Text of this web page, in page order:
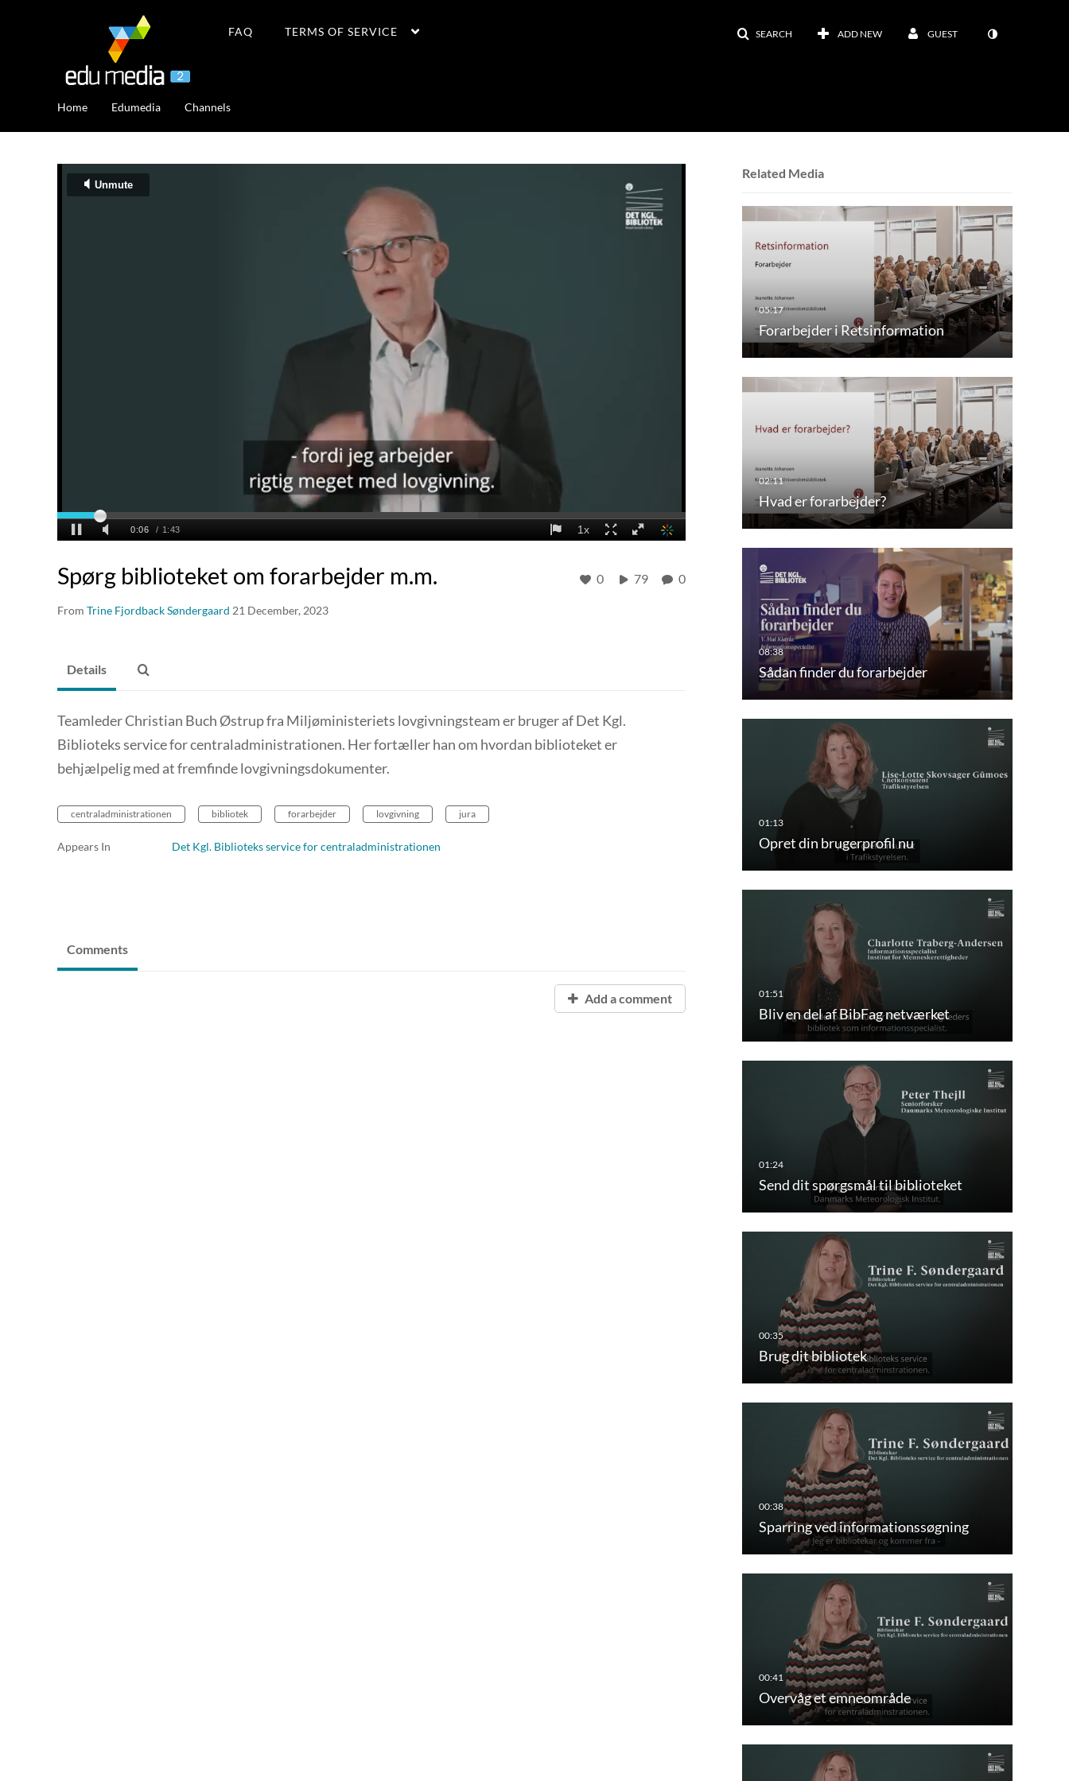
SEARCH ADD NEW GUEST
FAQ TERMS OF SERVICE
Home Edumedia Channels
Spørg biblioteket om forarbejder m.m.
From Trine Fjordback Søndergaard 21 December, 2023
0 79 0
Related Media
Forarbejder i Retsinformation
Hvad er forarbejder?
Sådan finder du forarbejder
Opret din brugerprofil nu
Bliv en del af BibFag netværket
Send dit spørgsmål til biblioteket
Brug dit bibliotek
Sparring ved informationssøgning
Overvåg et emneområde
Details
Teamleder Christian Buch Østrup fra Miljøministeriets lovgivningsteam er bruger af Det Kgl.
Biblioteks service for centraladministrationen. Her fortæller han om hvordan biblioteket er
behjælpelig med at fremfinde lovgivningsdokumenter.
centraladministrationen bibliotek forarbejder lovgivning jura
Appears In Det Kgl. Biblioteks service for centraladministrationen
Comments
Add a comment